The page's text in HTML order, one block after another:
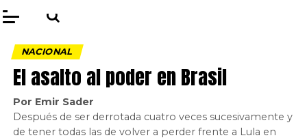
NACIONAL
El asalto al poder en Brasil
Por Emir Sader
Después de ser derrotada cuatro veces sucesivamente y
de tener todas las de volver a perder frente a Lula en